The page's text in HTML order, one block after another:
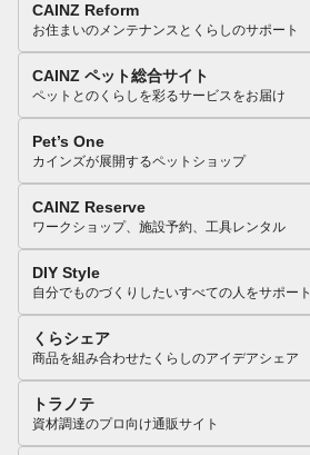
CAINZ Reform
お住まいのメンテナンスとくらしのサポート
CAINZ ペット総合サイト
ペットとのくらしを彩るサービスをお届け
Pet’s One
カインズが展開するペットショップ
CAINZ Reserve
ワークショップ、施設予約、工具レンタル
DIY Style
自分でものづくりしたいすべての人をサポート
くらシェア
商品を組み合わせたくらしのアイデアシェア
トラノテ
資材調達のプロ向け通販サイト